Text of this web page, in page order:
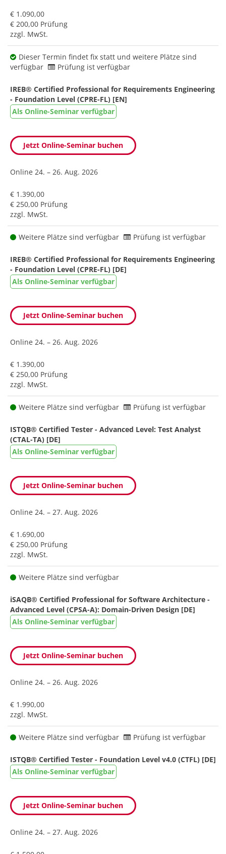
€ 1.090,00
€ 200,00 Prüfung
zzgl. MwSt.
Dieser Termin findet fix statt und weitere Plätze sind
verfügbar
Prüfung ist verfügbar
IREB® Certified Professional for Requirements Engineering
- Foundation Level (CPRE-FL) [EN]
Als Online-Seminar verfügbar
Jetzt Online-Seminar buchen
Online 24. – 26. Aug. 2026
€ 1.390,00
€ 250,00 Prüfung
zzgl. MwSt.
Weitere Plätze sind verfügbar Prüfung ist verfügbar
IREB® Certified Professional for Requirements Engineering
- Foundation Level (CPRE-FL) [DE]
Als Online-Seminar verfügbar
Jetzt Online-Seminar buchen
Online 24. – 26. Aug. 2026
€ 1.390,00
€ 250,00 Prüfung
zzgl. MwSt.
Weitere Plätze sind verfügbar Prüfung ist verfügbar
ISTQB® Certified Tester - Advanced Level: Test Analyst
(CTAL-TA) [DE]
Als Online-Seminar verfügbar
Jetzt Online-Seminar buchen
Online 24. – 27. Aug. 2026
€ 1.690,00
€ 250,00 Prüfung
zzgl. MwSt.
Weitere Plätze sind verfügbar
iSAQB® Certified Professional for Software Architecture -
Advanced Level (CPSA-A): Domain-Driven Design [DE]
Als Online-Seminar verfügbar
Jetzt Online-Seminar buchen
Online 24. – 26. Aug. 2026
€ 1.990,00
zzgl. MwSt.
Weitere Plätze sind verfügbar Prüfung ist verfügbar
ISTQB® Certified Tester - Foundation Level v4.0 (CTFL) [DE]
Als Online-Seminar verfügbar
Jetzt Online-Seminar buchen
Online 24. – 27. Aug. 2026